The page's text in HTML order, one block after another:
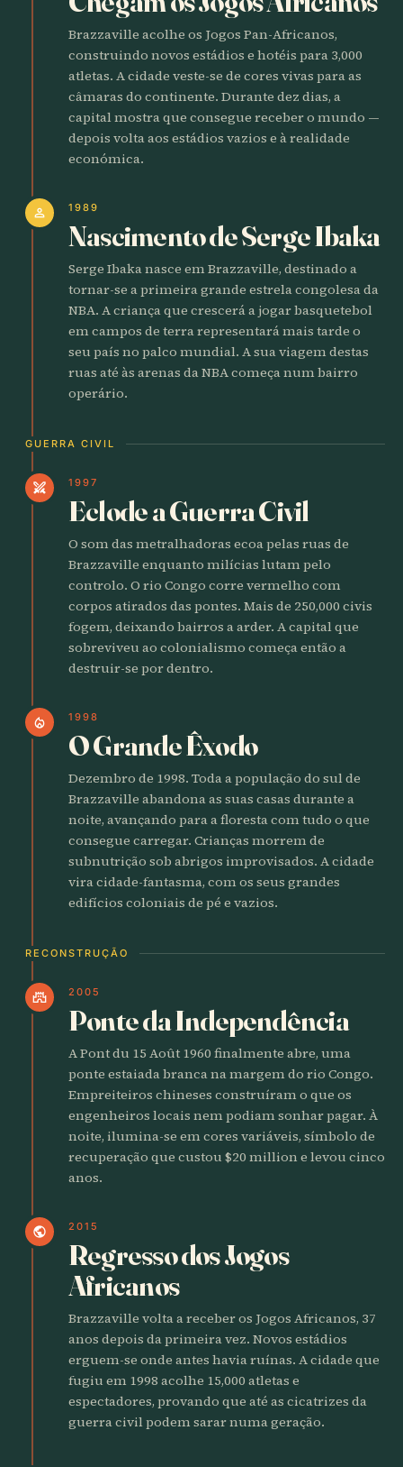
Brazzaville acolhe os Jogos Pan-Africanos,
construindo novos estádios e hotéis para 3,000
atletas. A cidade veste-se de cores vivas para as
câmaras do continente. Durante dez dias, a
capital mostra que consegue receber o mundo —
depois volta aos estádios vazios e à realidade
económica.
person 1989
Nascimento de Serge Ibaka
Serge Ibaka nasce em Brazzaville, destinado a
tornar-se a primeira grande estrela congolesa da
NBA. A criança que crescerá a jogar basquetebol
em campos de terra representará mais tarde o
seu país no palco mundial. A sua viagem destas
ruas até às arenas da NBA começa num bairro
operário.
GUERRA CIVIL
swords 1997
Eclode a Guerra Civil
O som das metralhadoras ecoa pelas ruas de
Brazzaville enquanto milícias lutam pelo
controlo. O rio Congo corre vermelho com
corpos atirados das pontes. Mais de 250,000 civis
fogem, deixando bairros a arder. A capital que
sobreviveu ao colonialismo começa então a
destruir-se por dentro.
local_fire_department 1998
O Grande Êxodo
Dezembro de 1998. Toda a população do sul de
Brazzaville abandona as suas casas durante a
noite, avançando para a floresta com tudo o que
consegue carregar. Crianças morrem de
subnutrição sob abrigos improvisados. A cidade
vira cidade-fantasma, com os seus grandes
edifícios coloniais de pé e vazios.
RECONSTRUÇÃO
castle 2005
Ponte da Independência
A Pont du 15 Août 1960 finalmente abre, uma
ponte estaiada branca na margem do rio Congo.
Empreiteiros chineses construíram o que os
engenheiros locais nem podiam sonhar pagar. À
noite, ilumina-se em cores variáveis, símbolo de
recuperação que custou $20 million e levou cinco
anos.
public 2015
Regresso dos Jogos
Africanos
Brazzaville volta a receber os Jogos Africanos, 37
anos depois da primeira vez. Novos estádios
erguem-se onde antes havia ruínas. A cidade que
fugiu em 1998 acolhe 15,000 atletas e
espectadores, provando que até as cicatrizes da
guerra civil podem sarar numa geração.